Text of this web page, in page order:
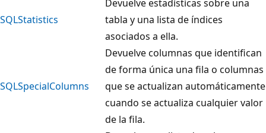
SQLStatistics
Devuelve estadísticas sobre una
tabla y una lista de índices
asociados a ella.
SQLSpecialColumns
Devuelve columnas que identifican
de forma única una fila o columnas
que se actualizan automáticamente
cuando se actualiza cualquier valor
de la fila.